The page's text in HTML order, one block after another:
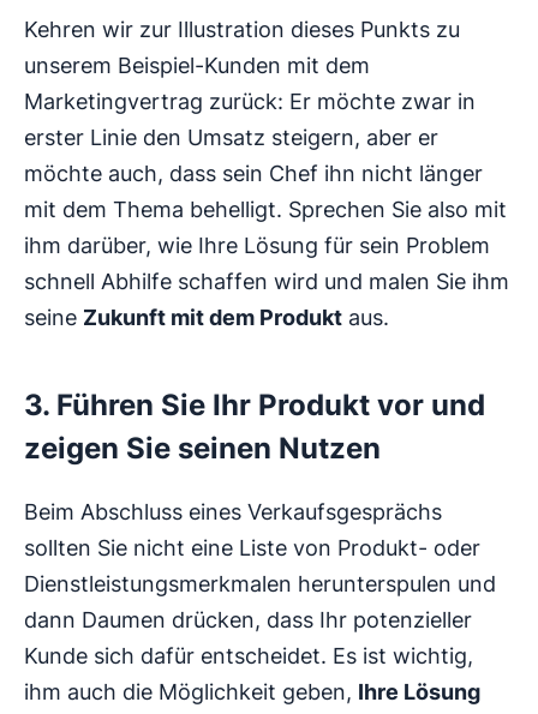
Kehren wir zur Illustration dieses Punkts zu
unserem Beispiel-Kunden mit dem
Marketingvertrag zurück: Er möchte zwar in
erster Linie den Umsatz steigern, aber er
möchte auch, dass sein Chef ihn nicht länger
mit dem Thema behelligt. Sprechen Sie also mit
ihm darüber, wie Ihre Lösung für sein Problem
schnell Abhilfe schaffen wird und malen Sie ihm
seine Zukunft mit dem Produkt aus.
3. Führen Sie Ihr Produkt vor und
zeigen Sie seinen Nutzen
Beim Abschluss eines Verkaufsgesprächs
sollten Sie nicht eine Liste von Produkt- oder
Dienstleistungsmerkmalen herunterspulen und
dann Daumen drücken, dass Ihr potenzieller
Kunde sich dafür entscheidet. Es ist wichtig,
ihm auch die Möglichkeit geben, Ihre Lösung